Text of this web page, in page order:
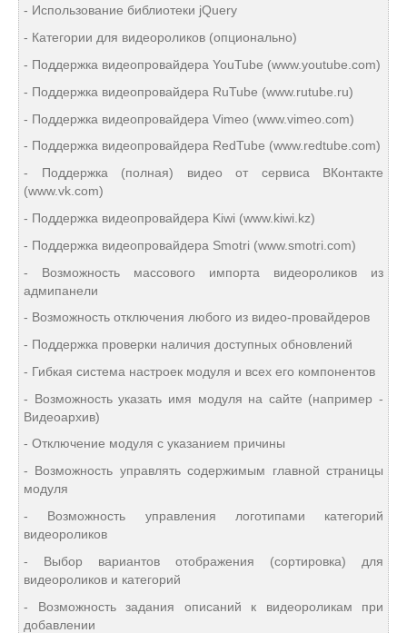
- Использование библиотеки jQuery
- Категории для видеороликов (опционально)
- Поддержка видеопровайдера YouTube (www.youtube.com)
- Поддержка видеопровайдера RuTube (www.rutube.ru)
- Поддержка видеопровайдера Vimeo (www.vimeo.com)
- Поддержка видеопровайдера RedTube (www.redtube.com)
- Поддержка (полная) видео от сервиса ВКонтакте
(www.vk.com)
- Поддержка видеопровайдера Kiwi (www.kiwi.kz)
- Поддержка видеопровайдера Smotri (www.smotri.com)
- Возможность массового импорта видеороликов из
адмипанели
- Возможность отключения любого из видео-провайдеров
- Поддержка проверки наличия доступных обновлений
- Гибкая система настроек модуля и всех его компонентов
- Возможность указать имя модуля на сайте (например -
Видеоархив)
- Отключение модуля с указанием причины
- Возможность управлять содержимым главной страницы
модуля
- Возможность управления логотипами категорий
видеороликов
- Выбор вариантов отображения (сортировка) для
видеороликов и категорий
- Возможность задания описаний к видеороликам при
добавлении